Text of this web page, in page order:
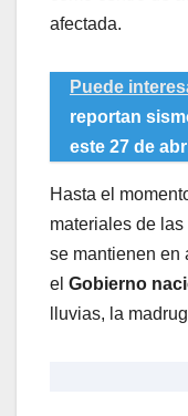
afectada.
Puede
reportan
este 27 de
Hasta el
materiales de
se mantienen en
el Gobierno
lluvias, la